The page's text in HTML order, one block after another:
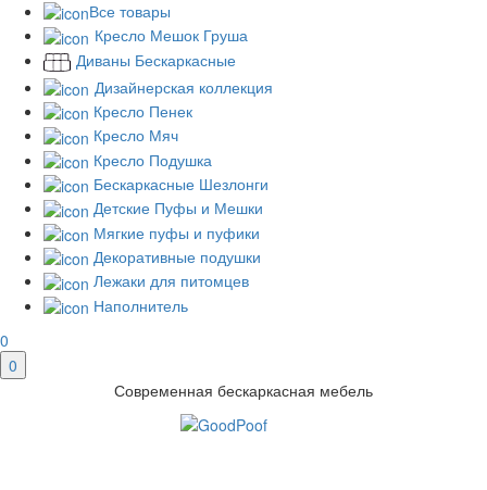
Все товары
Кресло Мешок Груша
Диваны Бескаркасные
Дизайнерская коллекция
Кресло Пенек
Кресло Мяч
Кресло Подушка
Бескаркасные Шезлонги
Детские Пуфы и Мешки
Мягкие пуфы и пуфики
Декоративные подушки
Лежаки для питомцев
Наполнитель
0
0
Современная бескаркасная мебель